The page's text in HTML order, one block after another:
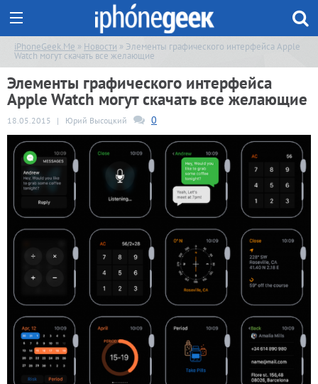
iPhoneGeek.Me » Новости » Элементы графического интерфейса Apple
Watch могут скачать все желающие
Элементы графического интерфейса
Apple Watch могут скачать все желающие
18.05.2015 | Юрий Высоцкий 0